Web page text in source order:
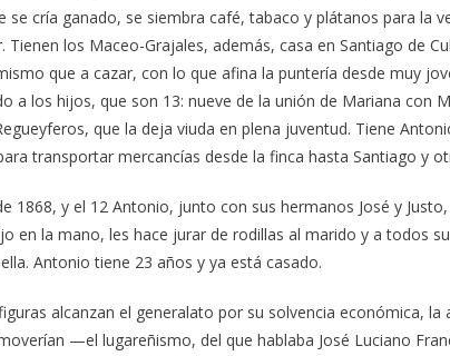
se cría ganado, se siembra café, tabaco y plátanos para la
los Maceo-Grajales, además, casa en Santiago de
que a cazar, con lo que afina la puntería desde muy
a los hijos, que son 13: nueve de la unión de Mariana con
que la deja viuda en plena juventud. Tiene
transportar mercancías desde la finca hasta Santiago y
1868, y el 12 Antonio, junto con sus hermanos José y
en la mano, les hace jurar de rodillas al marido y a todos
Antonio tiene 23 años y ya está casado.
alcanzan el generalato por su solvencia económica, la
—el lugareñismo, del que hablaba José Luciano